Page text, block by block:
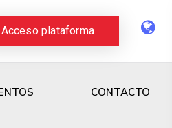
Acceso plataforma
CONTACTO